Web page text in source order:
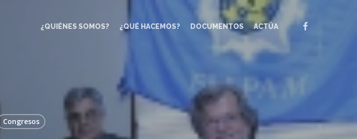
¿QUIÉNES SOMOS? ¿QUÉ HACEMOS? DOCUMENTOS ACTÚA FACEBOOK
Congresos